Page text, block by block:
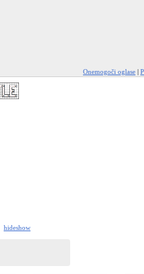
Onemogoči oglase |
hideshow